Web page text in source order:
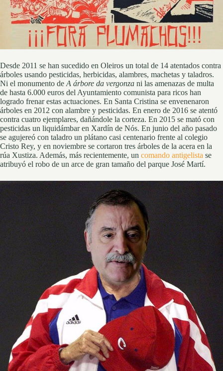
Desde 2011 se han sucedido en Oleiros un total de 14 atentados contra
árboles usando pesticidas, herbicidas, alambres, machetas y taladros.
Ni el monumento de A árbore da vergonza ni las amenazas de multa
de hasta 6.000 euros del Ayuntamiento comunista para ricos han
logrado frenar estas actuaciones. En Santa Cristina se envenenaron
árboles en 2012 con alambre y pesticidas. En enero de 2016 se atentó
contra cuatro ejemplares, dañándole la corteza. En 2015 se mató con
pesticidas un liquidámbar en Xardín de Nós. En junio del año pasado
se agujereó con taladro un plátano casi centenario frente al colegio
Cristo Rey, y en noviembre se cortaron tres árboles de la acera en la
rúa Xustiza. Además, más recientemente, un comando antigelista se
atribuyó el robo de un arce de gran tamaño del parque José Martí.